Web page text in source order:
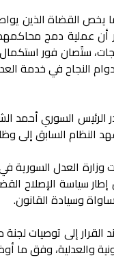
يخص القضاة الذين
أن عملية دمج
ستُصان فور
النجاح في خدمة
النظام السابق إلى
وزارة العدل السورية
سياسة الإصلاح
وسيادة القانون.
القرار إلى توصيات
والعدلية، وفق ما